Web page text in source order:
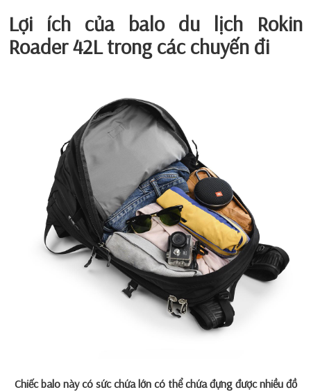
Lợi ích của balo du lịch Rokin
Roader 42L trong các chuyến đi
Chiếc balo này có sức chứa lớn có thể chứa đựng được nhiều đồ